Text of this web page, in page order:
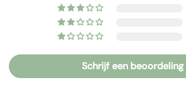
Schrijf een beoordeling